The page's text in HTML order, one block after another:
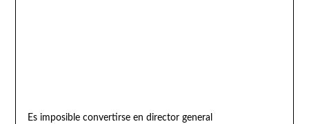
Es imposible convertirse en director general